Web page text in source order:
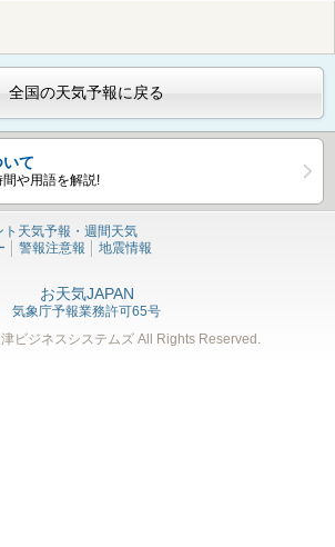
全国の天気予報に戻る
て
や用語を解説!
ト天気予報・週間天気
警報注意報 地震情報
お天気JAPAN
気象庁予報業務許可65号
ビジネスシステムズ All Rights Reserved.